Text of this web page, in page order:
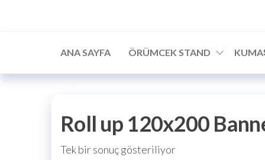
ANA SAYFA ÖRÜMCEK STAND
Roll up 120x200
Tek bir sonuç gösteriliyor